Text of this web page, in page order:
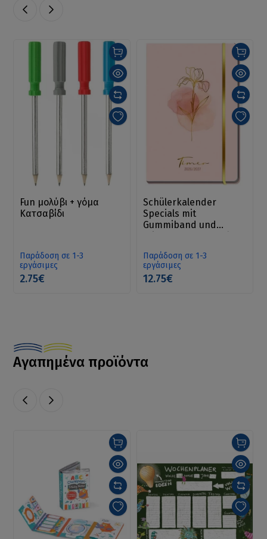
Fun μολύβι + γόμα
Κατσαβίδι
Παράδοση σε 1-3
εργάσιμες
2.75€
Schülerkalender
Specials mit
Gummiband und
Παράδοση σε 1-3
εργάσιμες
12.75€
Αγαπημένα προϊόντα